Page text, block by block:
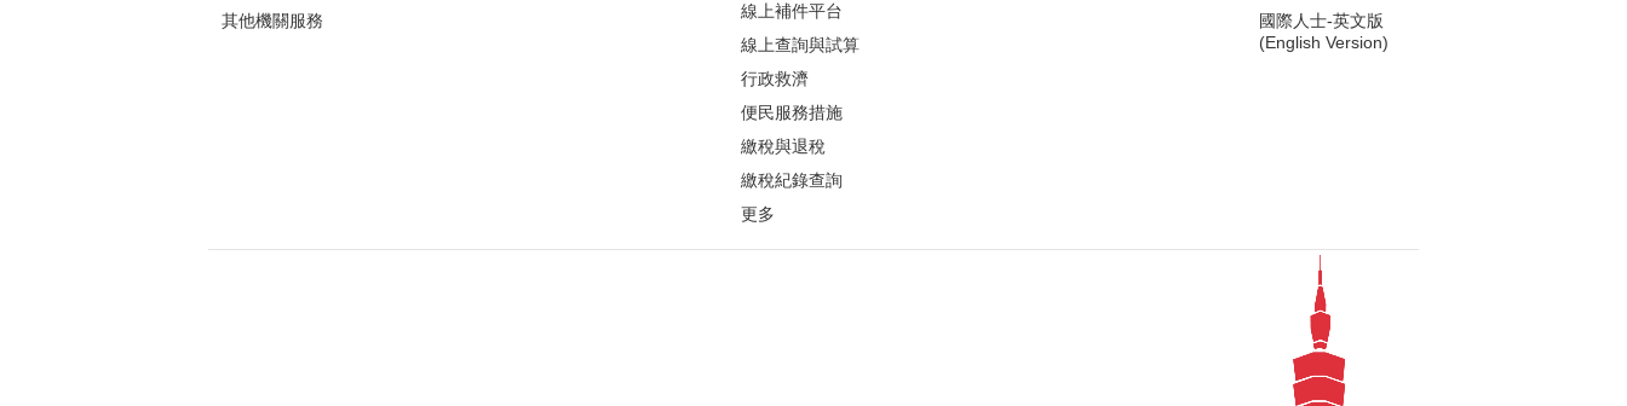
其他機關服務
線上補件平台
線上查詢與試算
行政救濟
便民服務措施
繳稅與退稅
繳稅紀錄查詢
更多
國際人士-英文版
(English Version)